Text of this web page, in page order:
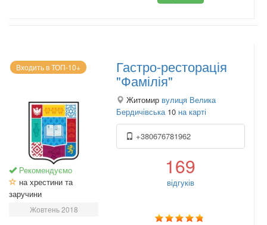
Входить в ТОП-10+
Рекомендуємо
на хрестини та
заручини
Жовтень 2018
Гастро-ресторація
"Фамілія"
Житомир вулиця Велика
Бердичівська10 на карті
+380676781962
169
відгуків